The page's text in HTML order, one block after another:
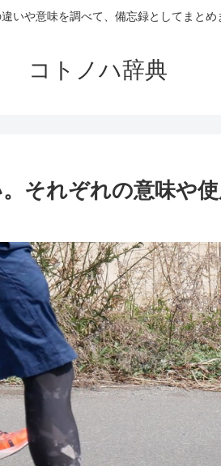
いや意味を調べて、備忘録としてまとめ
コトノハ辞典
それぞれの意味や使